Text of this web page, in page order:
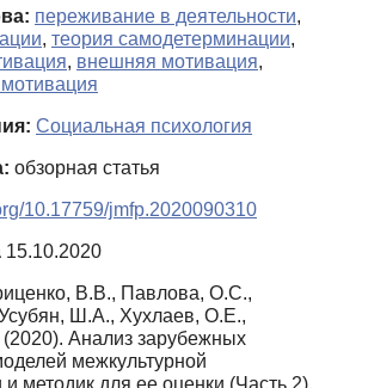
переживание в деятельности,
, теория самодетерминации,
, внешняя мотивация,
Социальная психология
обзорная статья
10.17759/jmfp.2020090310
15.10.2020
В.В., Павлова, О.С.,
Ш.А., Хухлаев, О.Е.,
Анализ зарубежных
межкультурной